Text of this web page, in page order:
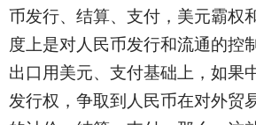
币发行、结算、支付，美元霸权
度上是对人民币发行和流通的控
出口用美元、支付基础上，如果
发行权，争取到人民币在对外贸